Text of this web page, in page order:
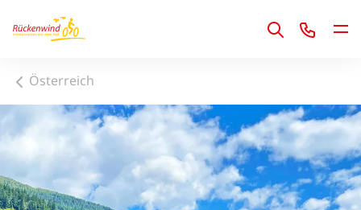
1
Österreich